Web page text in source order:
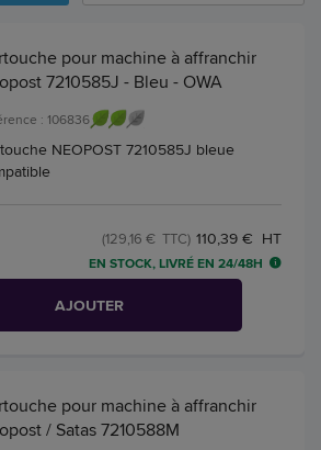
pour machine à affranchir
7210585J - Bleu - OWA
: 106836
NEOPOST 7210585J bleue
110,39 € HT
(129,16 € TTC)
EN STOCK, LIVRÉ EN 24/48H
AJOUTER
pour machine à affranchir
/ Satas 7210588M